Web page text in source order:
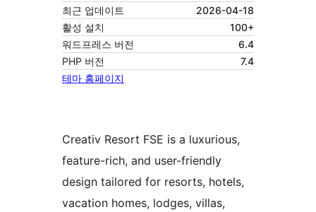
최근 업데이트
2026-04-18
활성 설치
100+
워드프레스 버전
6.4
PHP 버전
7.4
테마 홈페이지
Creativ Resort FSE is a luxurious,
feature-rich, and user-friendly
design tailored for resorts, hotels,
vacation homes, lodges, villas,